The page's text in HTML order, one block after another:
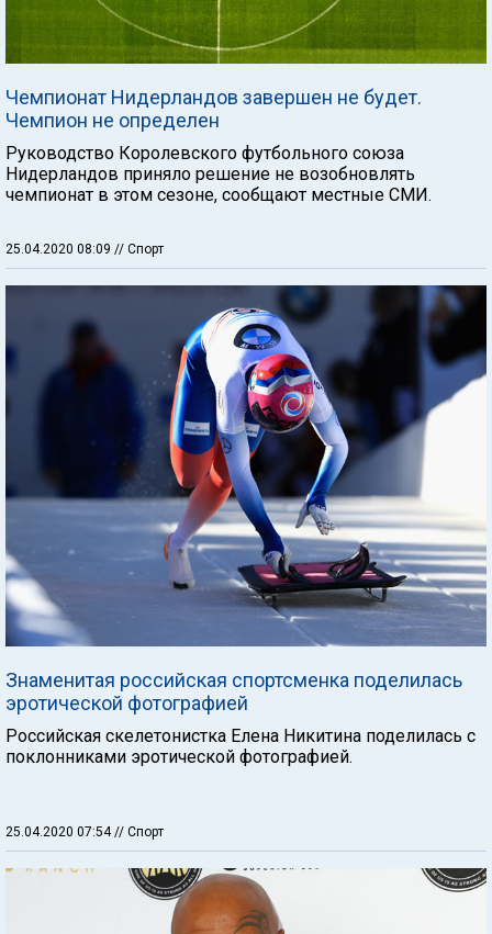
Чемпионат Нидерландов завершен не будет.
Чемпион не определен
Руководство Королевского футбольного союза
Нидерландов приняло решение не возобновлять
чемпионат в этом сезоне, сообщают местные СМИ.
25.04.2020 08:09 // Спорт
Знаменитая российская спортсменка поделилась
эротической фотографией
Российская скелетонистка Елена Никитина поделилась с
поклонниками эротической фотографией.
25.04.2020 07:54 // Спорт